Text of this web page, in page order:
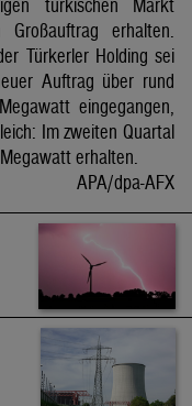
türkischen Markt
Großauftrag erhalten.
Türkerler Holding sei
Auftrag über rund
eingegangen,
Im zweiten Quartal
erhalten.
APA/dpa-AFX